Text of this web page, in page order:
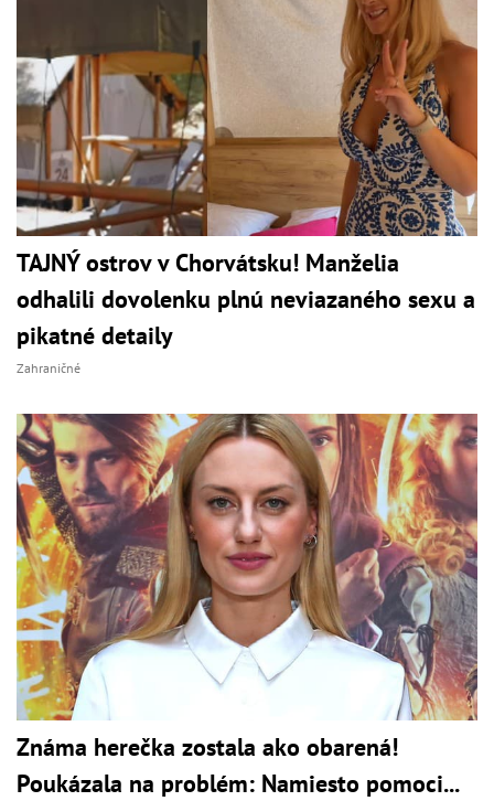
TAJNÝ ostrov v Chorvátsku! Manželia
odhalili dovolenku plnú neviazaného sexu a
pikatné detaily
Zahraničné
Známa herečka zostala ako obarená!
Poukázala na problém: Namiesto pomoci...